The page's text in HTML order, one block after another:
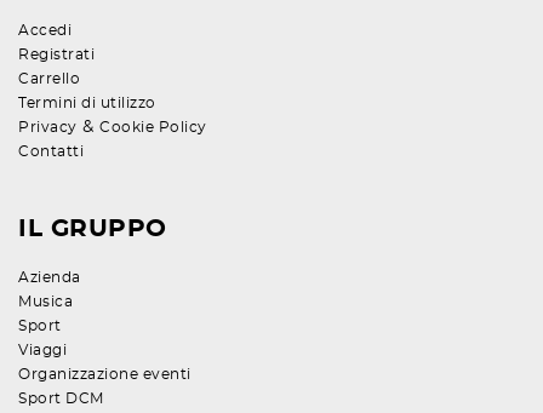
Accedi
Registrati
Carrello
Termini di utilizzo
Privacy & Cookie Policy
Contatti
IL GRUPPO
Azienda
Musica
Sport
Viaggi
Organizzazione eventi
Sport DCM